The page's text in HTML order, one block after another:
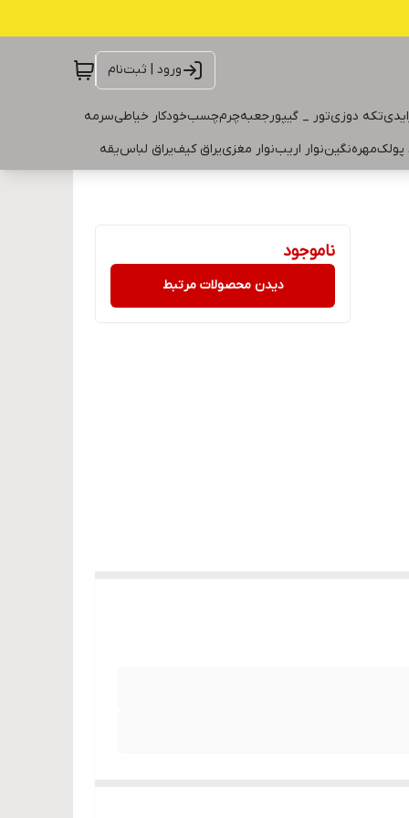
ورود | ثبت‌نام
تکه دوزیتور _ گیپورجعبهچرمچسبخودکار خیاطیسرمه
پولکمهرهنگیننوار اریبنوار مغزییراق کیفیراق لباسیقه
ناموجود
دیدن محصولات مرتبط